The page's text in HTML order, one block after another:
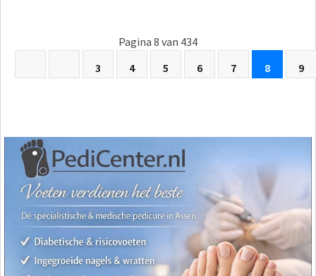
Pagina 8 van 434
3
4 5 6 7 8 9